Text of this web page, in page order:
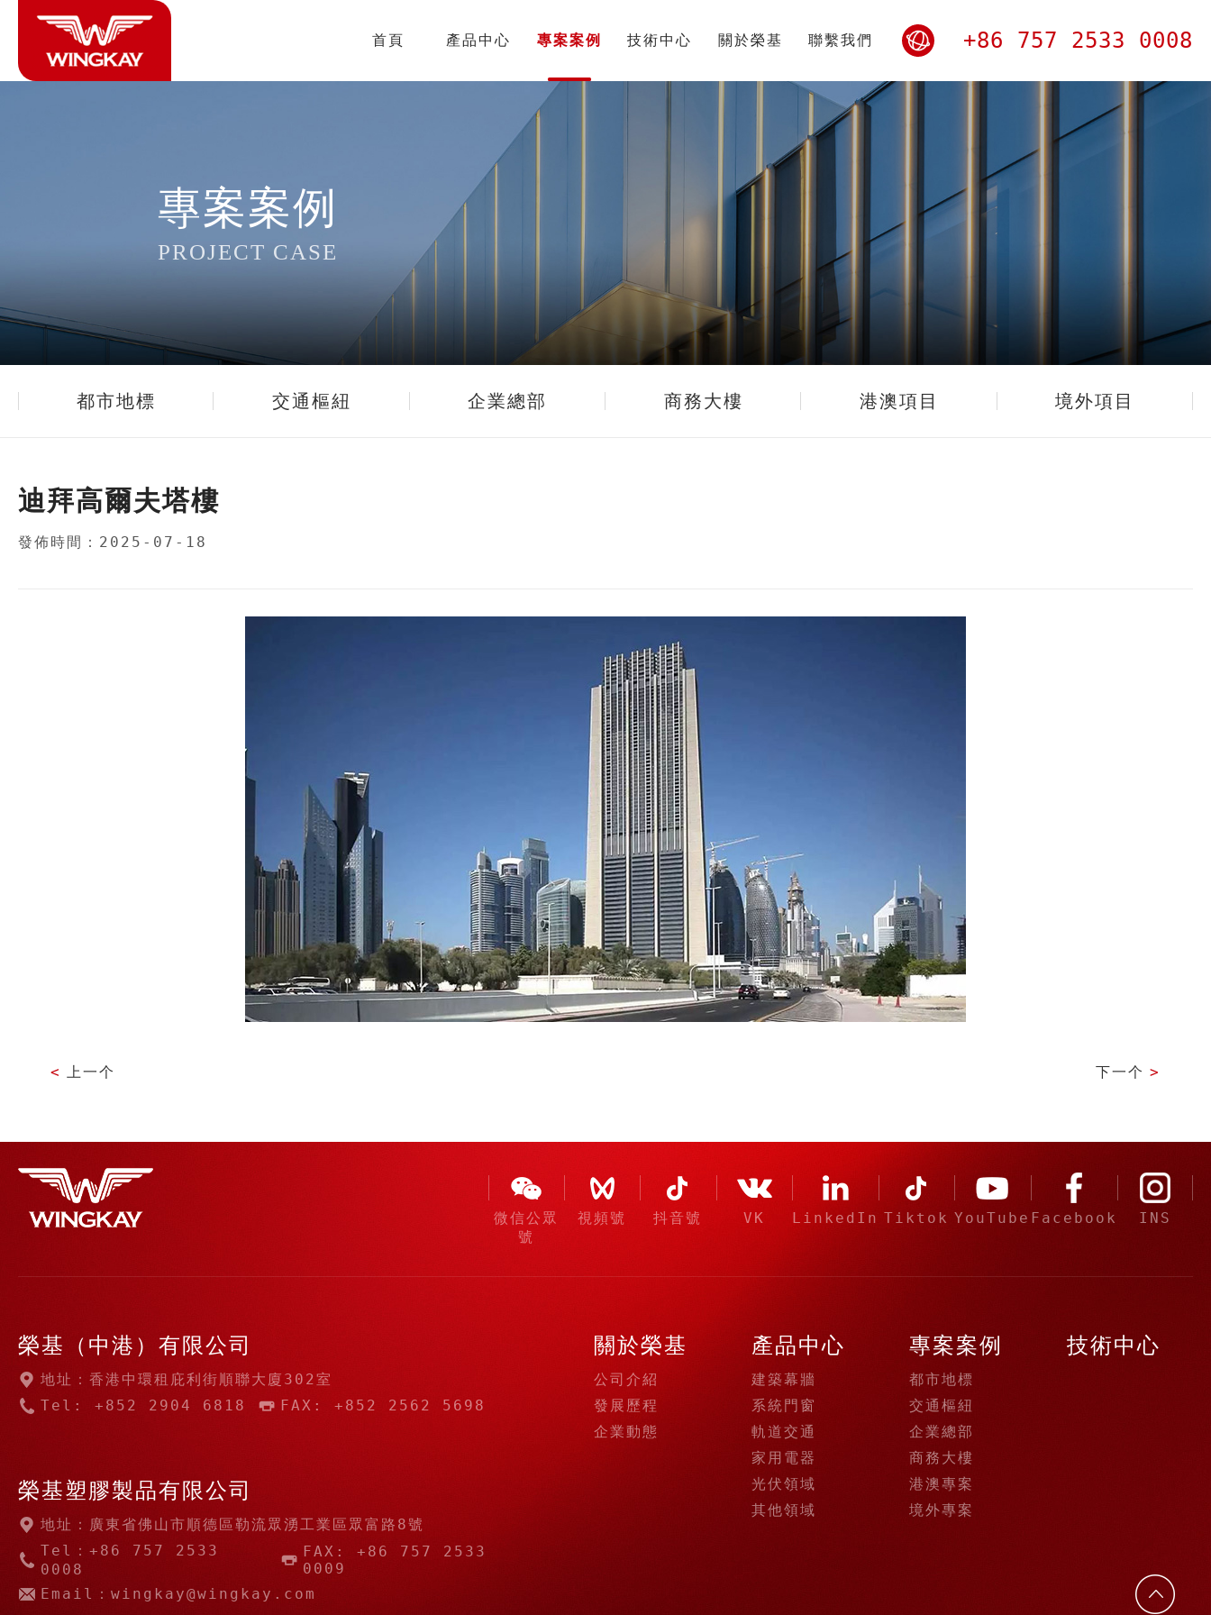
首頁 產品中心 專案案例 技術中心 關於榮基 聯繫我們 +86 757 2533 0008
專案案例
PROJECT CASE
都市地標 交通樞紐 企業總部 商務大樓 港澳項目 境外項目
迪拜高爾夫塔樓
發佈時間：2025-07-18
< 上一个 下一个 >
微信公眾
號
視頻號 抖音號 VK LinkedIn Tiktok YouTube Facebook INS
榮基（中港）有限公司
地址：香港中環租庇利街順聯大廈302室
Tel: +852 2904 6818
FAX: +852 2562 5698
榮基塑膠製品有限公司
地址：廣東省佛山市順德區勒流眾湧工業區眾富路8號
Tel：+86 757 2533
0008
FAX: +86 757 2533
0009
Email：wingkay@wingkay.com
關於榮基
公司介紹
發展歷程
企業動態
產品中心
建築幕牆
系統門窗
軌道交通
家用電器
光伏領域
其他領域
專案案例
都市地標
交通樞紐
企業總部
商務大樓
港澳專案
境外專案
技術中心